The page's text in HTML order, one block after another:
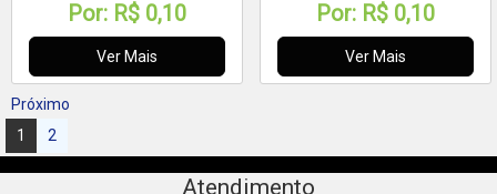
Por: R$ 0,10
Ver Mais
Por: R$ 0,10
Ver Mais
Próximo
1
2
Atendimento